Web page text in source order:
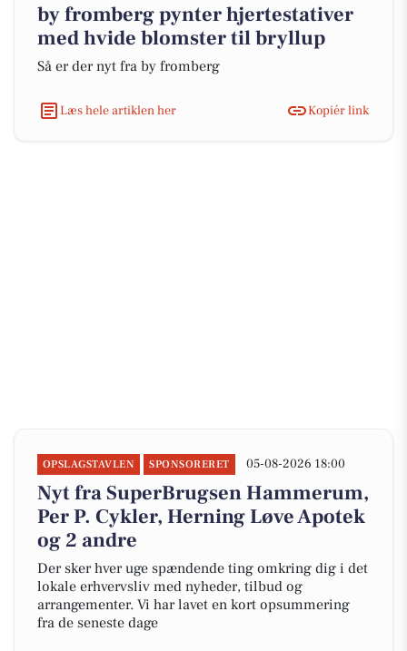
by fromberg pynter hjertestativer
med hvide blomster til bryllup
Så er der nyt fra by fromberg
Læs hele artiklen her Kopiér link
OPSLAGSTAVLEN SPONSORERET 05-08-2026 18:00
Nyt fra SuperBrugsen Hammerum,
Per P. Cykler, Herning Løve Apotek
og 2 andre
Der sker hver uge spændende ting omkring dig i det
lokale erhvervsliv med nyheder, tilbud og
arrangementer. Vi har lavet en kort opsummering
fra de seneste dage